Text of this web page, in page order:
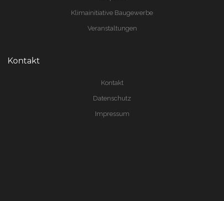
Klimainitiative Baugewerbe
Veranstaltungen
Kontakt
Kontakt
Datenschutz
Impressum